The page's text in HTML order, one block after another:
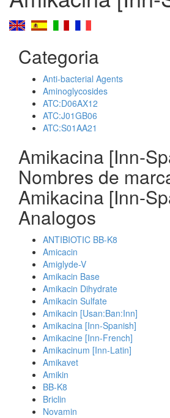
Categoria
Anti-bacterial Agents
Aminoglycosides
ATC:D06AX12
ATC:J01GB06
ATC:S01AA21
Amikacina [Inn-
Nombres de
Amikacina [Inn-
Analogos
ANTIBIOTIC BB-K8
Amicacin
Amiglyde-V
Amikacin Base
Amikacin Dihydrate
Amikacin Sulfate
Amikacin [Usan:Ban:Inn]
Amikacina [Inn-Spanish]
Amikacine [Inn-French]
Amikacinum [Inn-Latin]
Amikavet
Amikin
BB-K8
Briclin
Novamin